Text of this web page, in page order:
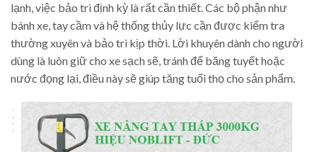
lạnh, việc bảo trì định kỳ là rất cần thiết. Các bộ phận như
bánh xe, tay cầm và hệ thống thủy lực cần được kiểm tra
thường xuyên và bảo trì kịp thời. Lời khuyên dành cho người
dùng là luôn giữ cho xe sạch sẽ, tránh để băng tuyết hoặc
nước đọng lại, điều này sẽ giúp tăng tuổi thọ cho sản phẩm.